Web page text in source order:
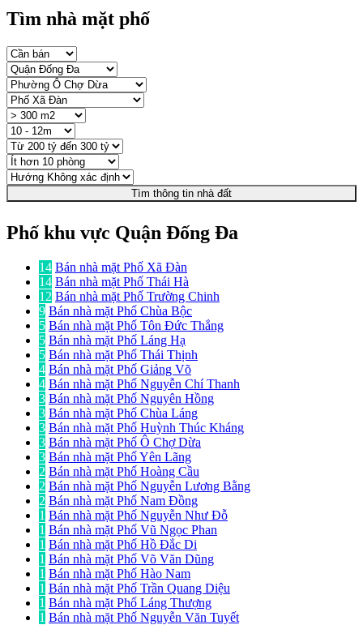
Tìm nhà mặt phố
Tìm thông tin nhà đất
Phố khu vực Quận Đống Đa
14 Bán nhà mặt Phố Xã Đàn
14 Bán nhà mặt Phố Thái Hà
12 Bán nhà mặt Phố Trường Chinh
9 Bán nhà mặt Phố Chùa Bộc
5 Bán nhà mặt Phố Tôn Đức Thắng
5 Bán nhà mặt Phố Láng Hạ
5 Bán nhà mặt Phố Thái Thịnh
4 Bán nhà mặt Phố Giảng Võ
4 Bán nhà mặt Phố Nguyễn Chí Thanh
3 Bán nhà mặt Phố Nguyên Hồng
3 Bán nhà mặt Phố Chùa Láng
3 Bán nhà mặt Phố Huỳnh Thúc Kháng
3 Bán nhà mặt Phố Ô Chợ Dừa
3 Bán nhà mặt Phố Yên Lãng
2 Bán nhà mặt Phố Hoàng Cầu
2 Bán nhà mặt Phố Nguyễn Lương Bằng
2 Bán nhà mặt Phố Nam Đồng
1 Bán nhà mặt Phố Nguyễn Như Đỗ
1 Bán nhà mặt Phố Vũ Ngọc Phan
1 Bán nhà mặt Phố Hồ Đắc Di
1 Bán nhà mặt Phố Võ Văn Dũng
1 Bán nhà mặt Phố Hào Nam
1 Bán nhà mặt Phố Trần Quang Diệu
1 Bán nhà mặt Phố Láng Thượng
1 Bán nhà mặt Phố Nguyễn Văn Tuyết